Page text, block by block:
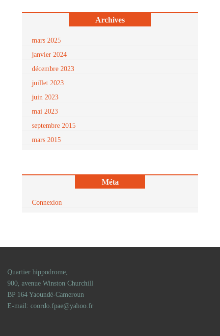
Archives
mars 2025
janvier 2024
décembre 2023
juillet 2023
juin 2023
mai 2023
septembre 2015
mars 2015
Méta
Connexion
Quartier hippodrome,
900, avenue Winston Churchill
BP 164 Yaoundé-Cameroun
E-mail: coordo.fpae@yahoo.fr